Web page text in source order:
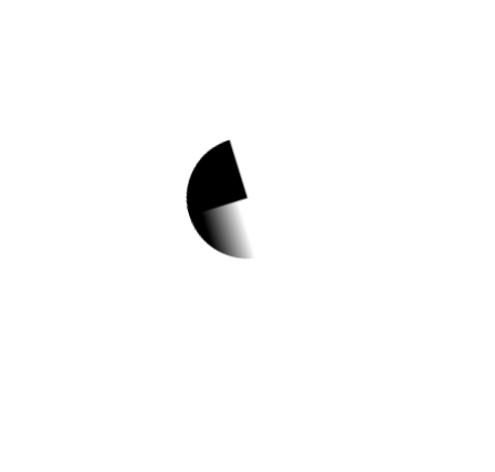
온라인 부모교육 '집
에서도 놀(면서) 자
(란다)! – 은평평화